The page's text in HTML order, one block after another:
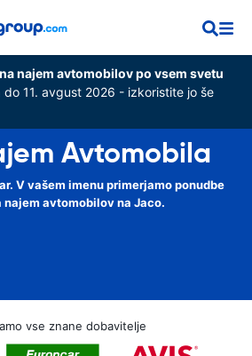
najem avtomobilov po vsem svetu
do 11. avgust 2026 - izkoristite jo še
Avtomobila
V vašem imenu primerjamo ponudbe
najem avtomobilov na Jaco.
vse znane dobavitelje